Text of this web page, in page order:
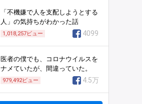
「不機嫌で人を支配しようとする
人」の気持ちがわかった話
1,018,257ビュー 4099
医者の僕でも、コロナウイルスを
ナメていたが、間違っていた。
979,492ビュー 4.5万